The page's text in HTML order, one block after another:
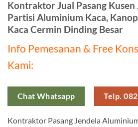
Kontraktor Jual Pasang
Partisi Aluminium Kaca,
Kaca Cermin Dinding Besar
Info Pemesanan & Free
Kami:
Chat Whatsapp Telp.
Kontraktor Pasang Jendela